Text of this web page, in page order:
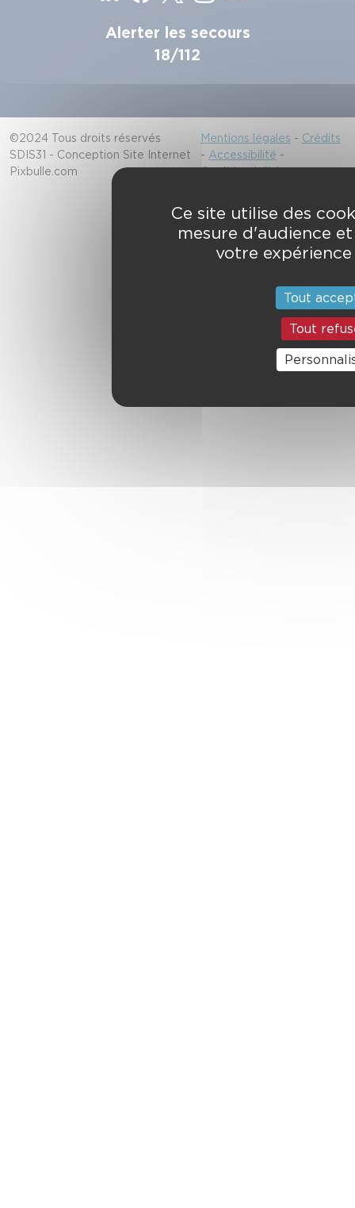
Alerter les secours
18/112
©2024 Tous droits réservés
SDIS31 - Conception Site Internet
Pixbulle.com
Mentions légales - Crédits
- Accessibilité -
Confidentialité
Ce site utilise des
mesure d'audience
votre
Tout
Tout